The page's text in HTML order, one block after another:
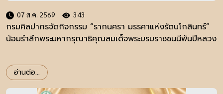
07 ส.ค. 2569 343
กรมศิลปากรจัดกิจกรรม “รากนครา มรรคาแห่งรัตนโกสินทร์”
น้อมรำลึกพระมหากรุณาธิคุณสมเด็จพระบรมราชชนนีพันปีหลวง
อ่านต่อ...